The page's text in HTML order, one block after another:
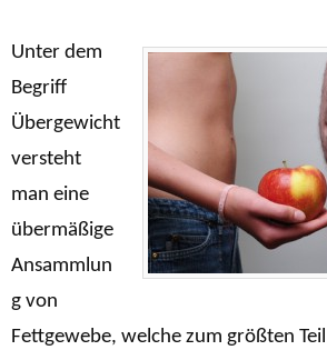
Unter dem
Begriff
Übergewicht
versteht
man eine
übermäßige
Ansammlun
g von
Fettgewebe, welche zum größten